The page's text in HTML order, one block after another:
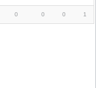
0 0 0 1